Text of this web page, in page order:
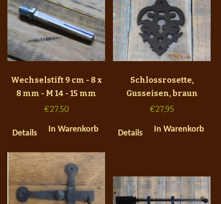
Wechselstift 9 cm - 8 x
8 mm - M 14 - 15 mm
€27,50
Details In Warenkorb
Schlossrosette,
Gusseisen, braun
€27,95
Details In Warenkorb